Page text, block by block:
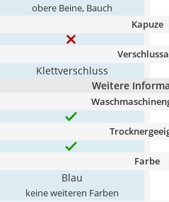
obere Beine, Bauch
Kapuze
Klettverschluss
Weitere
Farbe
Blau
keine weiteren Farben